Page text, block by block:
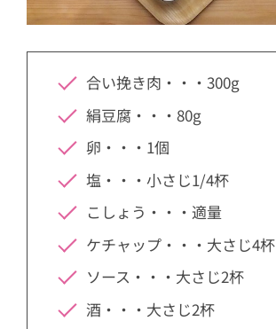
合い挽き肉・・・300g
絹豆腐・・・80g
卵・・・1個
塩・・・小さじ1/4杯
こしょう・・・適量
ケチャップ・・・大さじ4杯
ソース・・・大さじ2杯
酒・・・大さじ2杯